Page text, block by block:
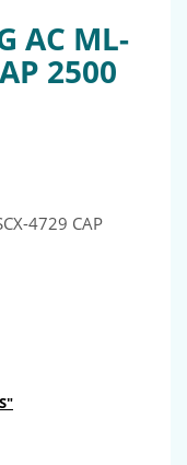
AC ML-
2500
4729 CAP
4729 CAP 2500 PAG